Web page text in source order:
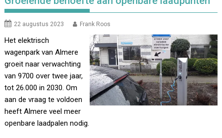
22 augustus 2023 Frank Roos
Het elektrisch
wagenpark van Almere
groeit naar verwachting
van 9700 over twee jaar,
tot 26.000 in 2030. Om
aan de vraag te voldoen
heeft Almere veel meer
openbare laadpalen nodig.